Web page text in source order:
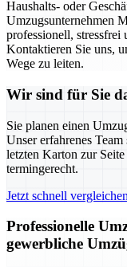
Haushalts- oder
Umzugsunternehmen
professionell,
Kontaktieren Sie uns,
Wege zu leiten.
Wir sind für Sie
Sie planen einen
Unser erfahrenes
letzten Karton zur
termingerecht.
Jetzt schnell vergleichen
Professionelle
gewerbliche